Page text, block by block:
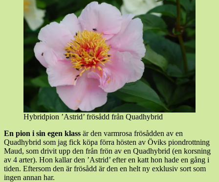
Hybridpion ’Astrid’ frösådd från Quadhybrid
En pion i sin egen klass är den varmrosa frösådden av en
Quadhybrid som jag fick köpa förra hösten av Öviks piondrottning
Maud, som drivit upp den från frön av en Quadhybrid (en korsning
av 4 arter). Hon kallar den ’Astrid’ efter en katt hon hade en gång i
tiden. Eftersom den är frösådd är den en helt ny exklusiv sort som
ingen annan har.